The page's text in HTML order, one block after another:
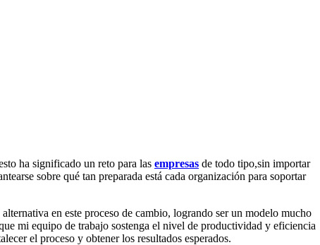
ha significado un reto para las empresas de todo tipo,sin importar
sobre qué tan preparada está cada organización para soportar
en este proceso de cambio, logrando ser un modelo mucho
mi equipo de trabajo sostenga el nivel de productividad y eficiencia
el proceso y obtener los resultados esperados.